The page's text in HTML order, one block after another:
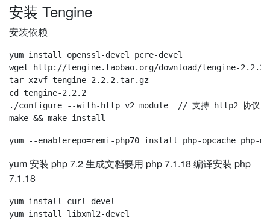
安装 Tengine
安装依赖
yum install openssl-devel pcre-devel
wget http://tengine.taobao.org/download/tengine-
tar xzvf tengine-2.2.2.tar.gz
cd tengine-2.2.2
./configure --with-http_v2_module  // 支持 http2 协议
yum 安装 php 7.2 生成文档要用 php 7.1.18 编译安装 php
7.1.18
yum install curl-devel
yum install libxml2-devel